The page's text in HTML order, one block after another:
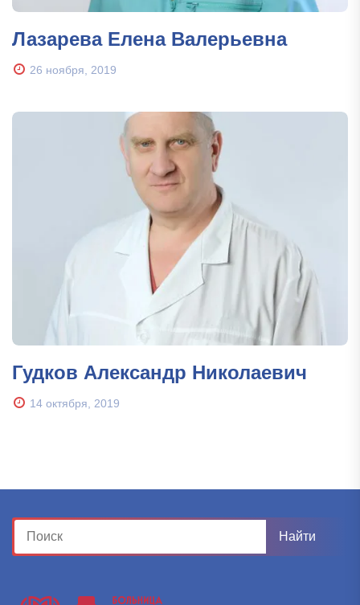
Лазарева Елена Валерьевна
26 ноября, 2019
Гудков Александр Николаевич
14 октября, 2019